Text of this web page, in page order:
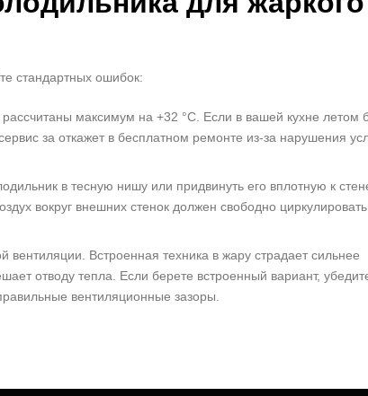
стандартных ошибок:
максимум на +32 °C. Если в вашей кухне летом
за откажет в бесплатном ремонте из-за нарушения
в тесную нишу или придвинуть его вплотную к
вокруг внешних стенок должен свободно циркулировать,
Встроенная техника в жару страдает сильнее
отводу тепла. Если берете встроенный вариант,
вентиляционные зазоры.